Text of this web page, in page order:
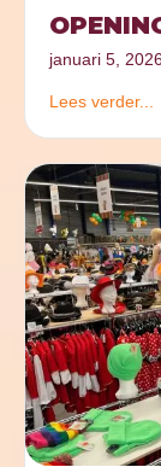
januari 5,
Lees verder...